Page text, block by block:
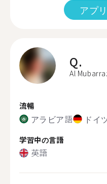
アプ
Q.
Al
流暢
アラビア語 ドイ
学習中の言語
英語